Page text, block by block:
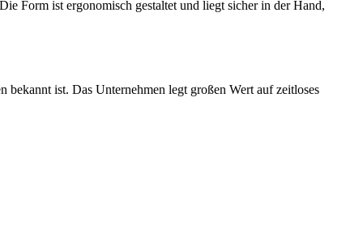
Form ist ergonomisch gestaltet und liegt sicher in der Hand,
bekannt ist. Das Unternehmen legt großen Wert auf zeitloses